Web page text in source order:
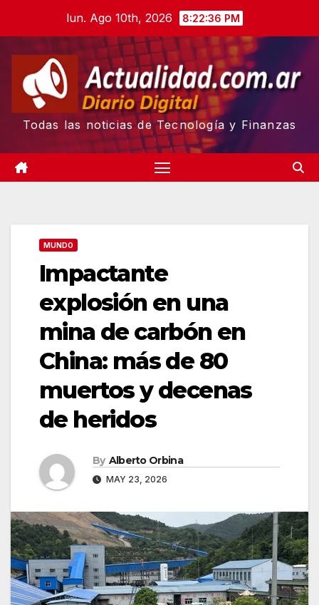
content
lun. Ago 10th, 2026 8:22:37 PM
Todas las noticias de Tecnología y Finanzas
MUNDO
Impactante
explosión en una
mina de carbón en
China: más de 80
muertos y decenas
de heridos
By Alberto Orbina
MAY 23, 2026